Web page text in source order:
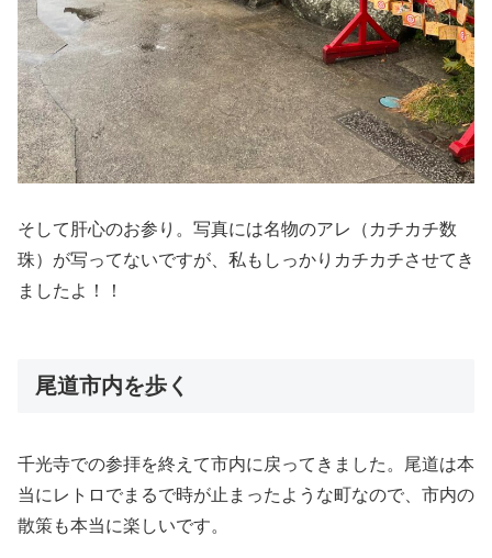
そして肝心のお参り。写真には名物のアレ（カチカチ数
珠）が写ってないですが、私もしっかりカチカチさせてき
ましたよ！！
尾道市内を歩く
千光寺での参拝を終えて市内に戻ってきました。尾道は本
当にレトロでまるで時が止まったような町なので、市内の
散策も本当に楽しいです。